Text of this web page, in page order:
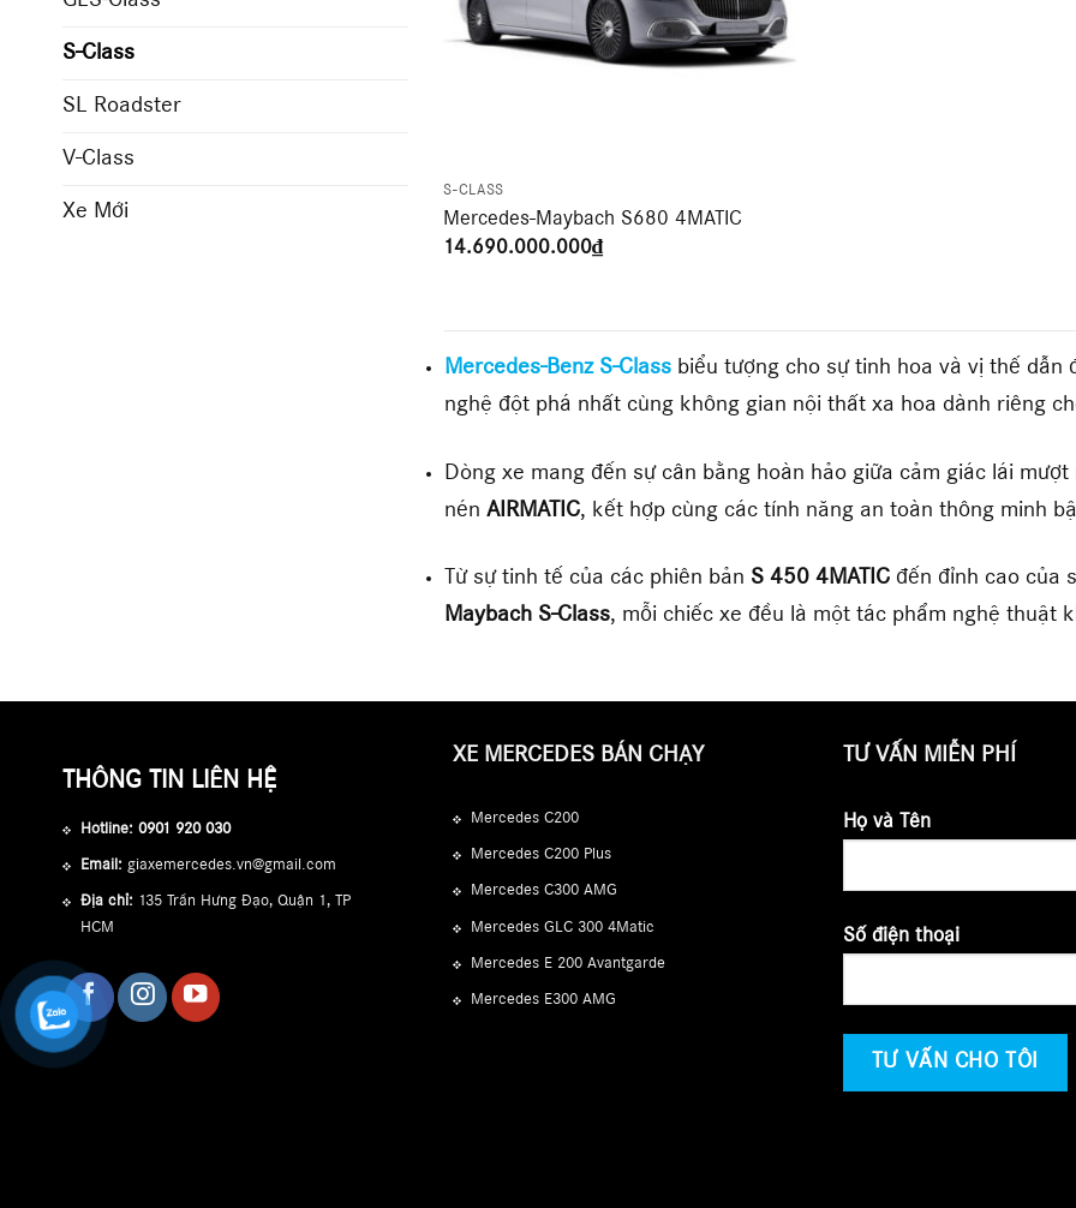
S-Class
SL Roadster
V-Class
Xe Mới
S-CLASS
Mercedes-Maybach S680 4MATIC
14.690.000.000₫
Mercedes-Benz S-Classbiểu tượng cho sự tinh hoa và vị thế dẫn
nghệ đột phá nhất cùng không gian nội thất xa hoa dành riêng
Dòng xe mang đến sự cân bằng hoàn hảo giữa cảm giác lái
nén AIRMATIC, kết hợp cùng các tính năng an toàn thông minh
Từ sự tinh tế của các phiên bản S 450 4MATICđến đỉnh cao của
Maybach S-Class, mỗi chiếc xe đều là một tác phẩm nghệ thuật
THÔNG TIN LIÊN HỆ
Hotline: 0901 920 030
Email: giaxemercedes.vn@gmail.com
Địa chỉ: 135 Trần Hưng Đạo, Quận 1, TP
HCM
XE MERCEDES BÁN CHẠY
Mercedes C200
Mercedes C200 Plus
Mercedes C300 AMG
Mercedes GLC 300 4Matic
Mercedes E 200 Avantgarde
Mercedes E300 AMG
TƯ VẤN MIỄN PHÍ
Họ và Tên
Số điện thoại